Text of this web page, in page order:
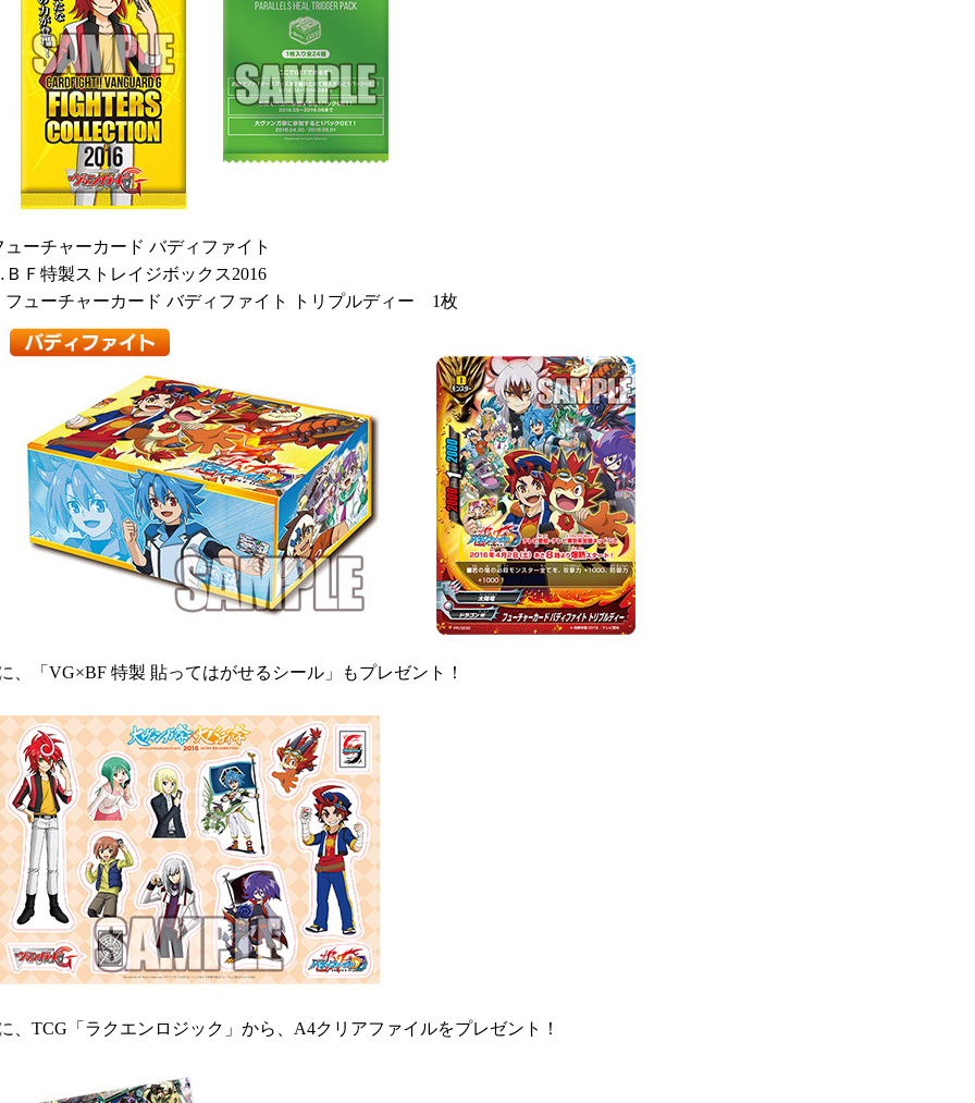
ューチャーカード バディファイト
Ｆ特製ストレイジボックス2016
ューチャーカード バディファイト トリプルディー 1枚
、「VG×BF 特製 貼ってはがせるシール」もプレゼント！
、TCG「ラクエンロジック」から、A4クリアファイルをプレゼント！